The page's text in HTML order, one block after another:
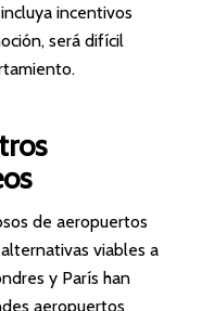
incentivos
será difícil
de aeropuertos
viables a
y París han
aeropuertos